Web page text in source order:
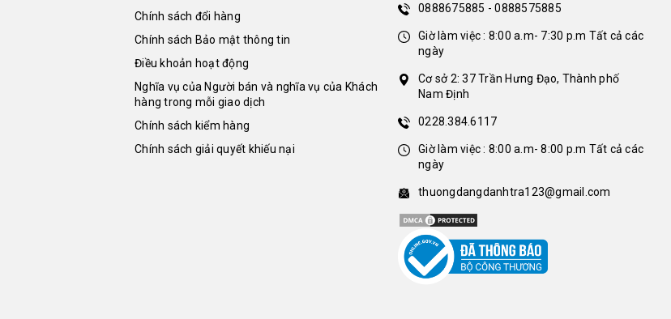
Chính sách đổi hàng
Chính sách Bảo mật thông tin
Điều khoản hoạt động
Nghĩa vụ của Người bán và nghĩa vụ của Khách
hàng trong mỗi giao dịch
Chính sách kiểm hàng
Chính sách giải quyết khiếu nại
0888675885 - 0888575885
Giờ làm việc : 8:00 a.m- 7:30 p.m Tất cả các
ngày
Cơ sở 2: 37 Trần Hưng Đạo, Thành phố
Nam Định
0228.384.6117
Giờ làm việc : 8:00 a.m- 8:00 p.m Tất cả các
ngày
thuongdangdanhtra123@gmail.com